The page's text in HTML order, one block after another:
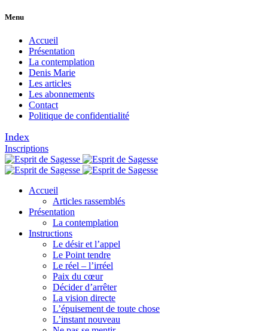
Menu
Accueil
Présentation
La contemplation
Denis Marie
Les articles
Les abonnements
Contact
Politique de confidentialité
Index
Inscriptions
Accueil
Articles rassemblés
Présentation
La contemplation
Instructions
Le désir et l’appel
Le Point tendre
Le réel – l’irréel
Paix du cœur
Décider d’arrêter
La vision directe
L’épuisement de toute chose
L’instant nouveau